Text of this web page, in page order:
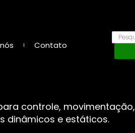
Contato
controle, movimentação,
dinâmicos e estáticos.